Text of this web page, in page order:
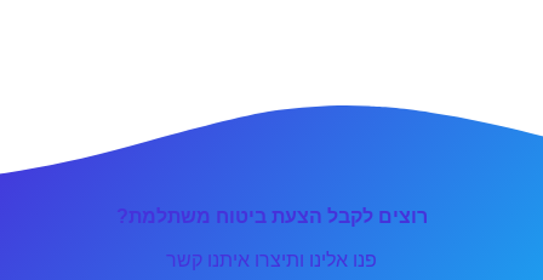
רוצים לקבל הצעת ביטוח משתלמת?
פנו אלינו ותיצרו איתנו קשר